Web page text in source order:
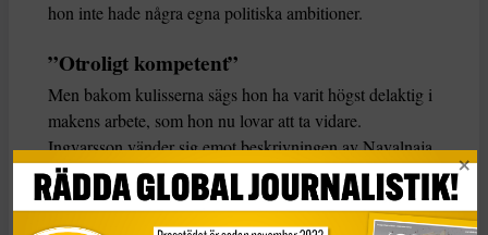
hon inte hade några egna politiska ambitioner.
”Otroligt kompetent”
Men bakom kulisserna sägs hon ha varit högst delaktig i
makens arbete, som hon nu lovar att ta vidare.
Ingvarsson vänder sig emot beskrivningen av Navalnaja
som ett oprövat kort.
– Under snart två decennier har hon varit en av de